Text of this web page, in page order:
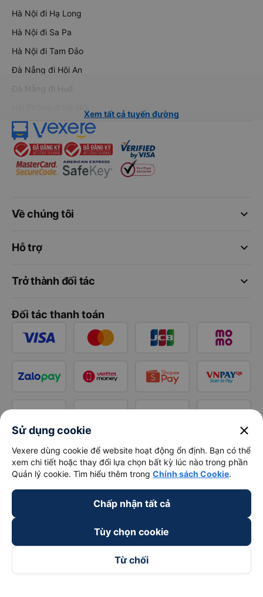
Hà Nội đi Hạ Long
Hà Nội đi Sa Pa
Hà Nội đi Tam Đảo
Đà Nẵng đi Hội An
Đà Nẵng đi Huế
Xem tất cả tuyến đường
keyboard_arrow_down
Về chúng tôi
keyboard_arrow_down
Hỗ trợ
keyboard_arrow_down
Trở thành đối tác
Đối tác thanh toán
Sử dụng cookie close
Vexere dùng cookie để website hoạt động ổn định. Bạn có thể
xem chi tiết hoặc thay đổi lựa chọn bất kỳ lúc nào trong phần
Quản lý cookie. Tìm hiểu thêm trong Chính sách Cookie.
Chấp nhận tất cả
Tùy chọn cookie
Từ chối